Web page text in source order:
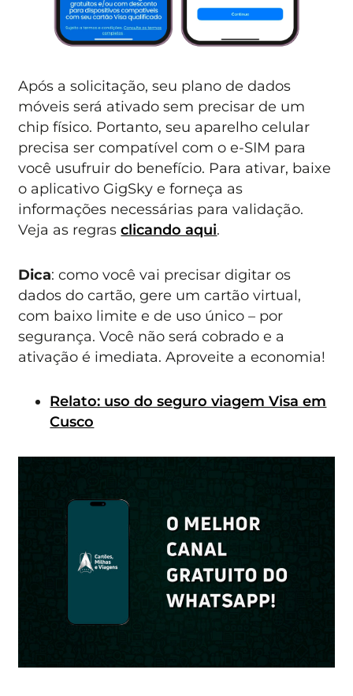
Após a solicitação, seu plano de dados
móveis será ativado sem precisar de um
chip físico. Portanto, seu aparelho celular
precisa ser compatível com o e-SIM para
você usufruir do benefício. Para ativar, baixe
o aplicativo GigSky e forneça as
informações necessárias para validação.
Veja as regrasclicando aqui.
Dica: como você vai precisar digitar os
dados do cartão, gere um cartão virtual,
com baixo limite e de uso único – por
segurança. Você não será cobrado e a
ativação é imediata. Aproveite a economia!
Relato: uso do seguro viagem Visa em
Cusco